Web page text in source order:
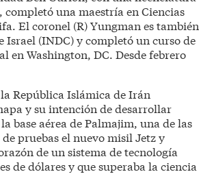
una maestría en Ciencias
El coronel (R) Yungman es también
Israel (INDC) y completó un curso de
en Washington, DC. Desde febrero
República Islámica de Irán
y su intención de desarrollar
base aérea de Palmajim, una de las
pruebas el nuevo misil Jetz y
de un sistema de tecnología
de dólares y que superaba la ciencia